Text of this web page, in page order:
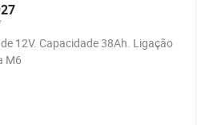
12V. Capacidade 38Ah. Ligação
M6